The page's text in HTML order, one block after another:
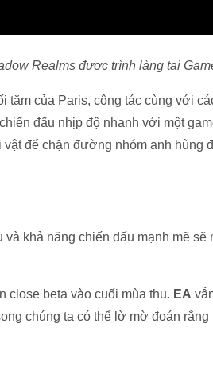
Realms được trình làng tại
tăm của Paris, cộng tác cùng với
đấu nhịp độ nhanh với một
để chặn đường nhóm anh hùng
khả năng chiến đấu mạnh mẽ
close beta vào cuối mùa thu. EA
chúng ta có thể lờ mờ đoán